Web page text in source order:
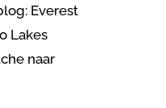
Everest
Lakes
naar